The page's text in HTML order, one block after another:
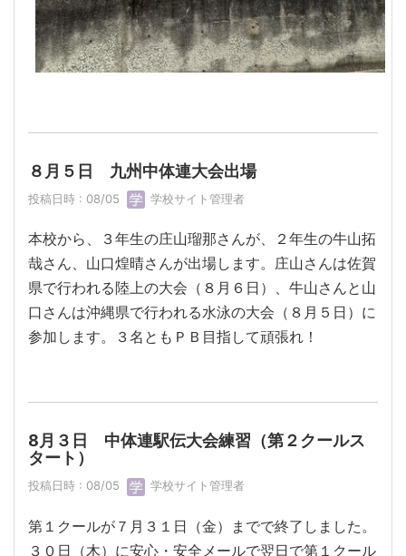
８月５日 九州中体連大会出場
投稿日時 : 08/05 学校サイト管理者
本校から、３年生の庄山瑠那さんが、２年生の牛山拓
哉さん、山口煌晴さんが出場します。庄山さんは佐賀
県で行われる陸上の大会（８月６日）、牛山さんと山
口さんは沖縄県で行われる水泳の大会（８月５日）に
参加します。３名ともＰＢ目指して頑張れ！
8月３日 中体連駅伝大会練習（第２クールス
タート）
投稿日時 : 08/05 学校サイト管理者
第１クールが７月３１日（金）までで終了しました。
３０日（木）に安心・安全メールで翌日で第１クール